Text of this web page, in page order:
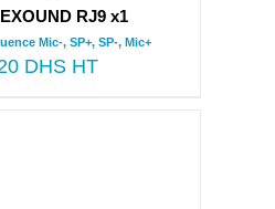
RJ9 x1
Mic-, SP+, SP-, Mic+
DHS HT